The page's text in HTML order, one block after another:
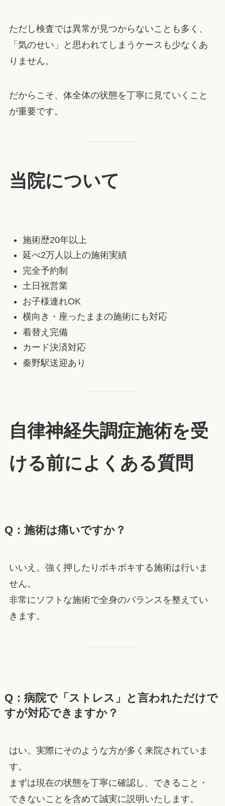
ただし検査では異常が見つからないことも多く、
「気のせい」と思われてしまうケースも少なくあ
りません。
だからこそ、体全体の状態を丁寧に見ていくこと
が重要です。
当院について
施術歴20年以上
延べ2万人以上の施術実績
完全予約制
土日祝営業
お子様連れOK
横向き・座ったままの施術にも対応
着替え完備
カード決済対応
秦野駅送迎あり
自律神経失調症施術を受
ける前によくある質問
Q：施術は痛いですか？
いいえ。強く押したりボキボキする施術は行いま
せん。
非常にソフトな施術で全身のバランスを整えてい
きます。
Q：病院で「ストレス」と言われただけで
すが対応できますか？
はい。実際にそのような方が多く来院されていま
す。
まずは現在の状態を丁寧に確認し、できること・
できないことを含めて誠実に説明いたします。